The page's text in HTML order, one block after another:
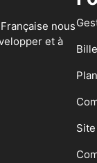
nous
et à